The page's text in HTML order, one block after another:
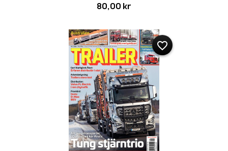
80,00 kr
favorite_border